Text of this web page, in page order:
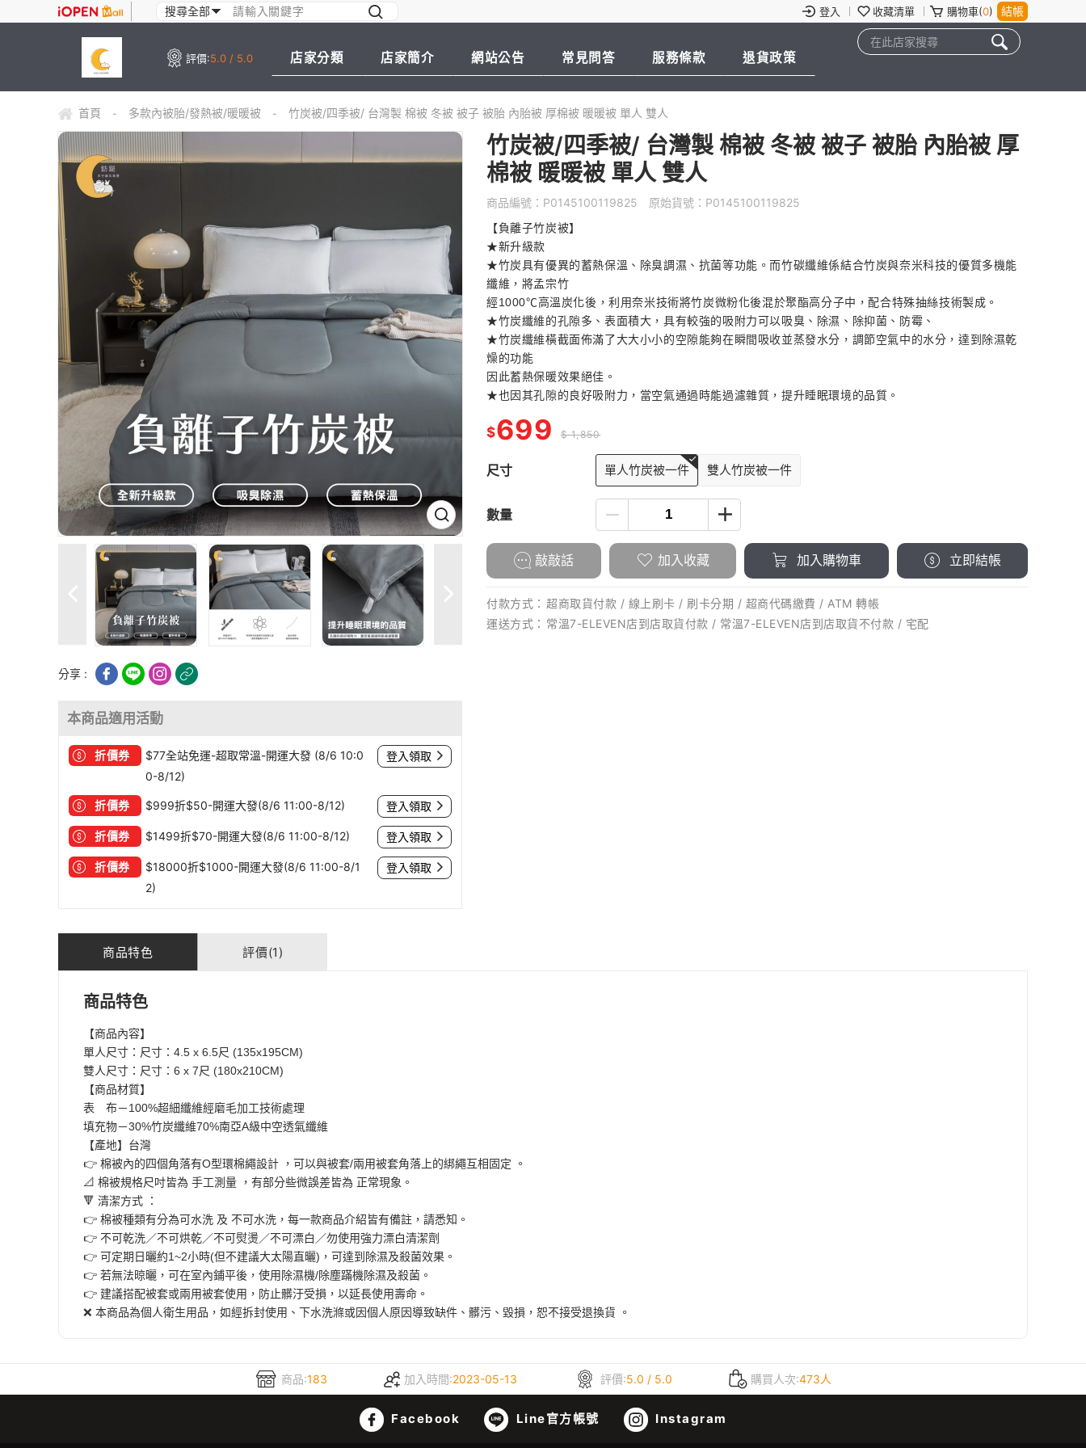
登入 收藏清單 購物車(0) 結帳
評價:5.0 / 5.0 店家分類 店家簡介 網站公告 常見問答 服務條款 退貨政策
首頁 - 多款內被胎/發熱被/暖暖被 - 竹炭被/四季被/ 台灣製 棉被 冬被 被子 被胎 內胎被 厚棉被 暖暖被 單人 雙人
分享 :
本商品適用活動
折價券
$77全站免運-超取常溫-開運大發 (8/6 10:0
0-8/12)
登入領取
折價券 $999折$50-開運大發(8/6 11:00-8/12) 登入領取
折價券 $1499折$70-開運大發(8/6 11:00-8/12) 登入領取
折價券
$18000折$1000-開運大發(8/6 11:00-8/1
2)
登入領取
竹炭被/四季被/ 台灣製 棉被 冬被 被子 被胎 內胎被 厚
棉被 暖暖被 單人 雙人
商品編號： P0145100119825 原始貨號： P0145100119825
【負離子竹炭被】
★新升級款
★竹炭具有優異的蓄熱保溫、除臭調濕、抗菌等功能。而竹碳纖維係結合竹炭與奈米科技的優質多機能
纖維，將孟宗竹
經1000℃高溫炭化後，利用奈米技術將竹炭微粉化後混於聚酯高分子中，配合特殊抽絲技術製成。
★竹炭纖維的孔隙多、表面積大，具有較強的吸附力可以吸臭、除濕、除抑菌、防霉、
★竹炭纖維橫截面佈滿了大大小小的空隙能夠在瞬間吸收並蒸發水分，調節空氣中的水分，達到除濕乾
燥的功能
因此蓄熱保暖效果絕佳。
★也因其孔隙的良好吸附力，當空氣通過時能過濾雜質，提升睡眠環境的品質。
$699 $ 1,850
尺寸 單人竹炭被一件 雙人竹炭被一件
數量
敲敲話 加入收藏 加入購物車 立即結帳
付款方式： 超商取貨付款 / 線上刷卡 / 刷卡分期 / 超商代碼繳費 / ATM 轉帳
運送方式： 常溫7-ELEVEN店到店取貨付款 / 常溫7-ELEVEN店到店取貨不付款 / 宅配
商品特色 評價(1)
商品特色
【商品內容】
單人尺寸：尺寸：4.5 x 6.5尺 (135x195CM)
雙人尺寸：尺寸：6 x 7尺 (180x210CM)
【商品材質】
表 布－100%超細纖維經磨毛加工技術處理
填充物－30%竹炭纖維70%南亞A級中空透氣纖維
【產地】台灣
👉 棉被內的四個角落有O型環棉繩設計 ，可以與被套/兩用被套角落上的綁繩互相固定 。
📐 棉被規格尺吋皆為 手工測量 ，有部分些微誤差皆為 正常現象。
🔻 清潔方式 ：
👉 棉被種類有分為可水洗 及 不可水洗，每一款商品介紹皆有備註，請悉知。
👉 不可乾洗／不可烘乾／不可熨燙／不可漂白／勿使用強力漂白清潔劑
👉 可定期日曬約1~2小時(但不建議大太陽直曬)，可達到除濕及殺菌效果。
👉 若無法晾曬，可在室內鋪平後，使用除濕機/除塵蹣機除濕及殺菌。
👉 建議搭配被套或兩用被套使用，防止髒汙受損，以延長使用壽命。
❌ 本商品為個人衛生用品，如經拆封使用、下水洗滌或因個人原因導致缺件、髒污、毀損，恕不接受退換貨 。
商品:183 加入時間:2023-05-13 評價:5.0 / 5.0 購買人次:473人
Facebook Line官方帳號 Instagram